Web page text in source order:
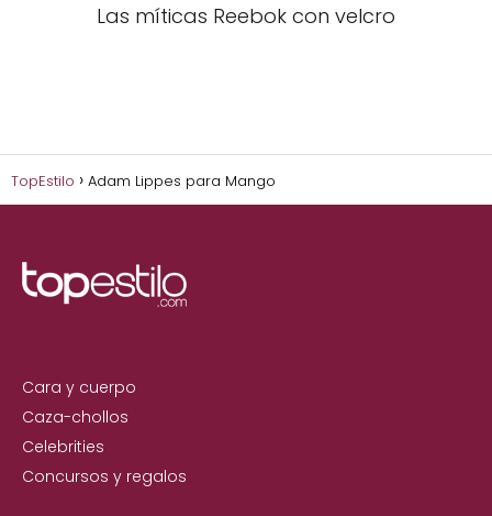
Las míticas Reebok con velcro
TopEstilo Adam Lippes para Mango
Cara y cuerpo
Caza-chollos
Celebrities
Concursos y regalos